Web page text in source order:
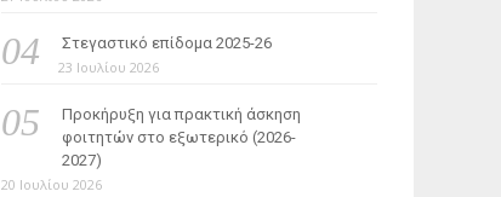
Στεγαστικό επίδομα 2025-26
23 Ιουλίου 2026
Προκήρυξη για πρακτική άσκηση
φοιτητών στο εξωτερικό (2026-
2027)
20 Ιουλίου 2026